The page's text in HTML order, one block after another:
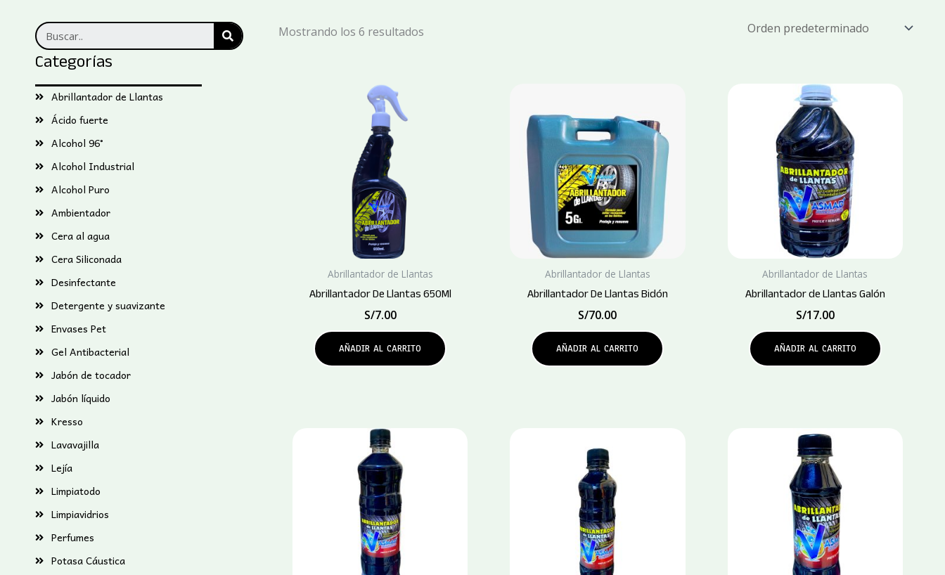
SEARCH
Categorías
Abrillantador de Llantas
Ácido fuerte
Alcohol 96°
Alcohol Industrial
Alcohol Puro
Ambientador
Cera al agua
Cera Siliconada
Desinfectante
Detergente y suavizante
Envases Pet
Gel Antibacterial
Jabón de tocador
Jabón líquido
Kresso
Lavavajilla
Lejía
Limpiatodo
Limpiavidrios
Perfumes
Potasa Cáustica
Mostrando los 6 resultados
Abrillantador de Llantas
Abrillantador De Llantas 650Ml
S/7.00
AÑADIR AL CARRITO
Abrillantador de Llantas
Abrillantador De Llantas Bidón
S/70.00
AÑADIR AL CARRITO
Abrillantador de Llantas
Abrillantador de Llantas Galón
S/17.00
AÑADIR AL CARRITO